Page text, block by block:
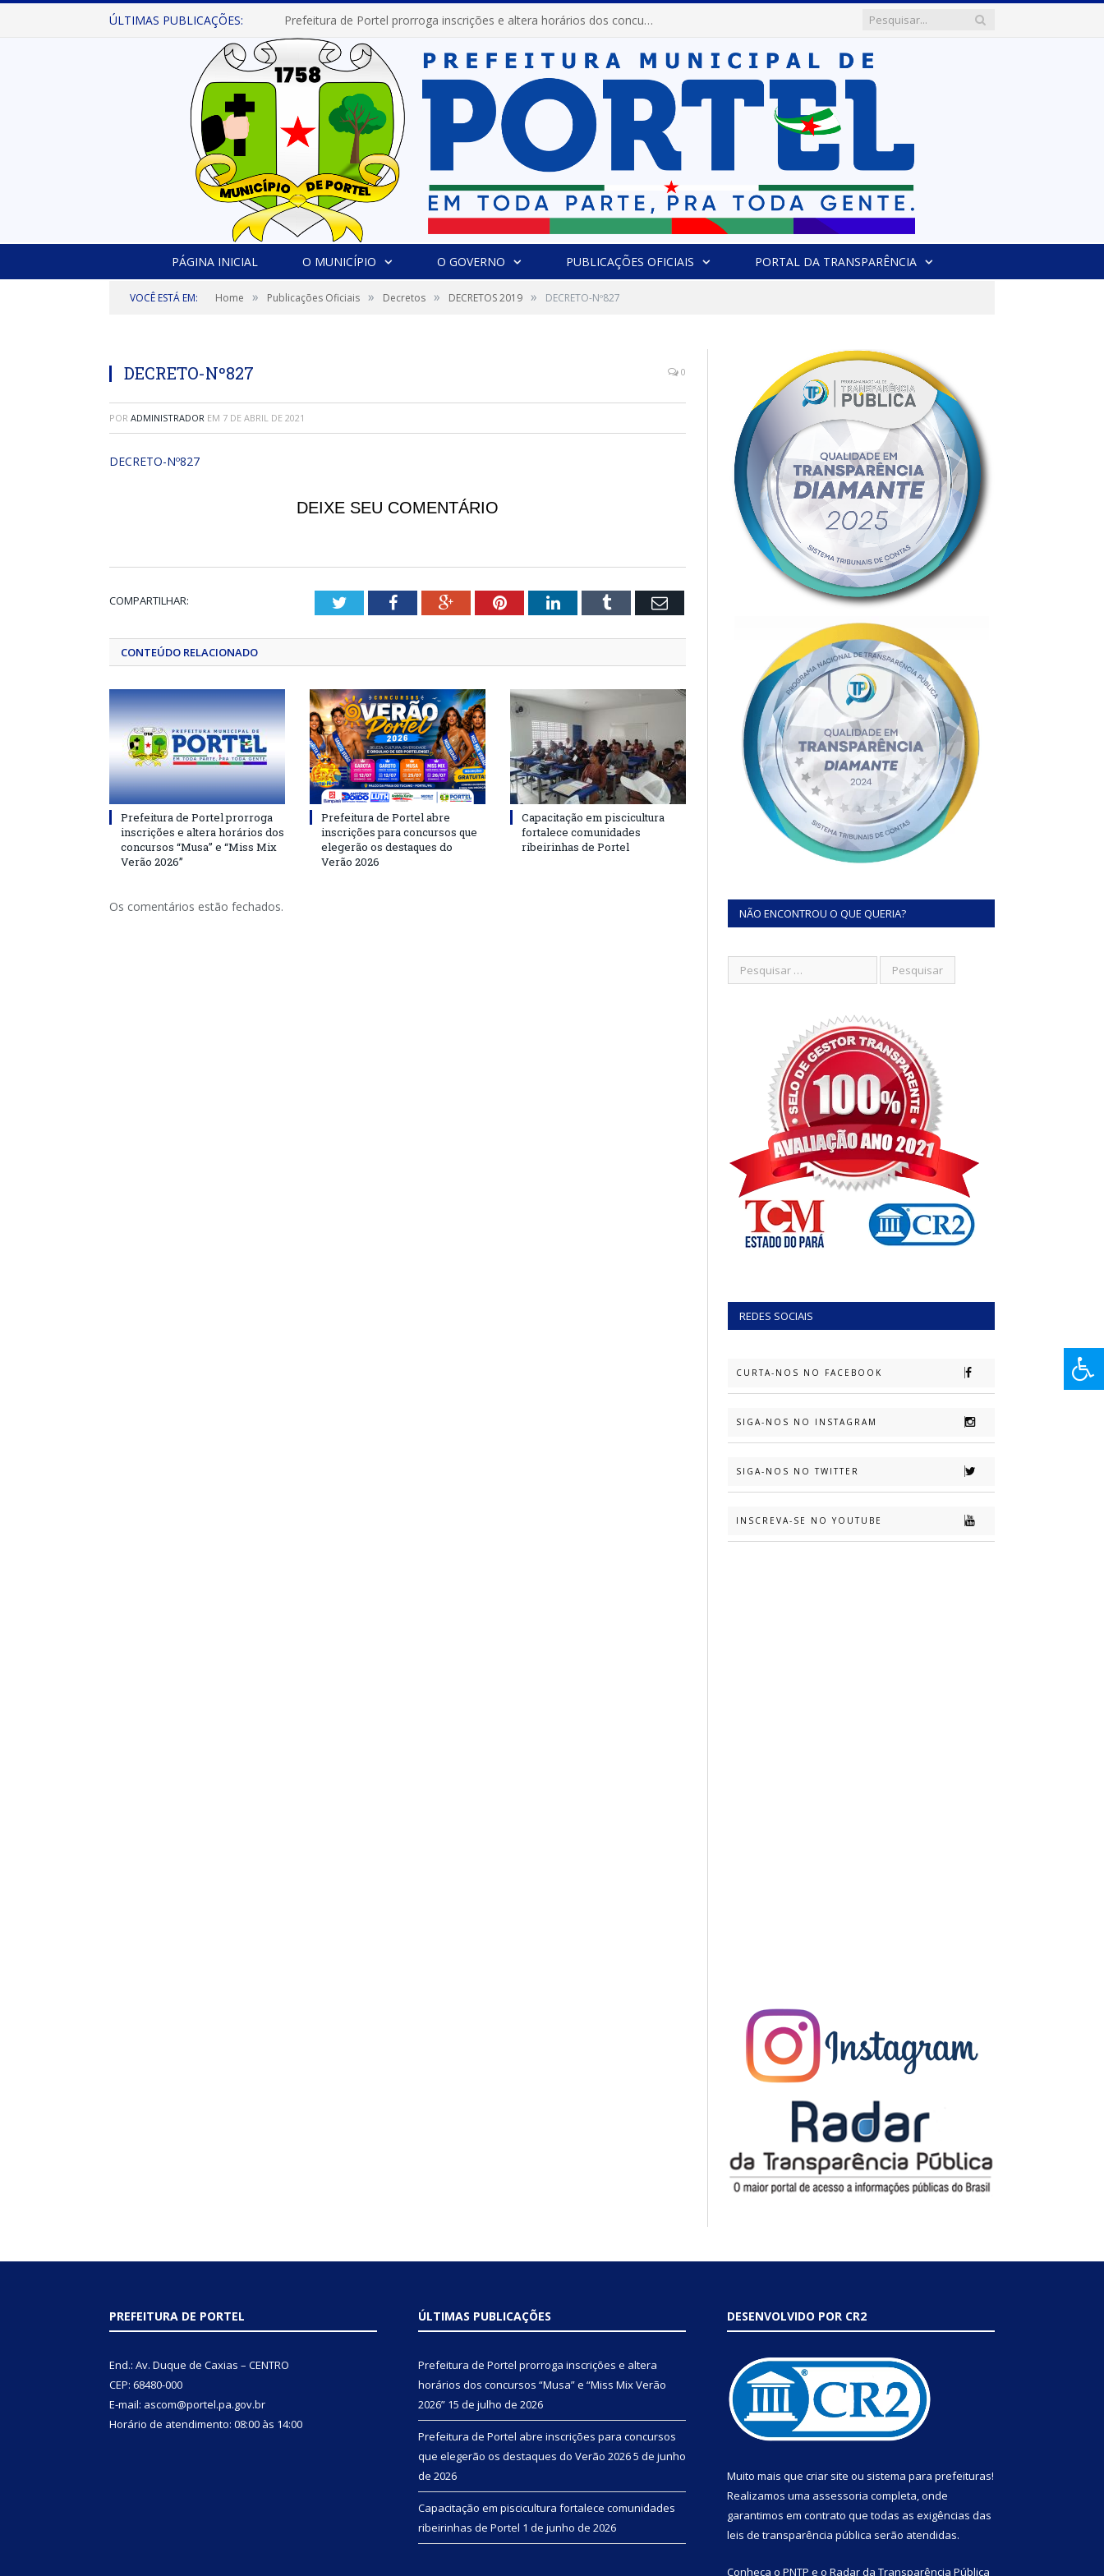
ÚLTIMAS PUBLICAÇÕES: Prefeitura de Portel prorroga inscrições e altera horários dos concursos “Musa” e “Miss Mix Verão 2026”
PÁGINA INICIAL O MUNICÍPIO O GOVERNO PUBLICAÇÕES OFICIAIS PORTAL DA TRANSPARÊNCIA
VOCÊ ESTÁ EM: Home » Publicações Oficiais » Decretos » DECRETOS 2019 » DECRETO-Nº827
DECRETO-Nº827 0
POR ADMINISTRADOR EM 7 DE ABRIL DE 2021
DECRETO-Nº827
DEIXE SEU COMENTÁRIO
COMPARTILHAR: TwitterFacebookGoogle+PinterestLinkedInTumblr Email
CONTEÚDO RELACIONADO
Prefeitura de Portel prorroga
inscrições e altera horários dos
concursos “Musa” e “Miss Mix
Verão 2026”
Prefeitura de Portel abre
inscrições para concursos que
elegerão os destaques do
Verão 2026
Capacitação em piscicultura
fortalece comunidades
ribeirinhas de Portel
Os comentários estão fechados. NÃO ENCONTROU O QUE QUERIA?
REDES SOCIAIS
CURTA-NOS NO FACEBOOK
SIGA-NOS NO INSTAGRAM
SIGA-NOS NO TWITTER
INSCREVA-SE NO YOUTUBE
PREFEITURA DE PORTEL
End.: Av. Duque de Caxias – CENTRO
CEP: 68480-000
E-mail: ascom@portel.pa.gov.br
Horário de atendimento: 08:00 às 14:00
ÚLTIMAS PUBLICAÇÕES
Prefeitura de Portel prorroga inscrições e altera
horários dos concursos “Musa” e “Miss Mix Verão
2026” 15 de julho de 2026
Prefeitura de Portel abre inscrições para concursos
que elegerão os destaques do Verão 20265 de junho
de 2026
Capacitação em piscicultura fortalece comunidades
ribeirinhas de Portel 1 de junho de 2026
DESENVOLVIDO POR CR2
Muito mais que criar site ou sistema para prefeituras!
Realizamos uma assessoria completa, onde
garantimos em contrato que todas as exigências das
leis de transparência pública serão atendidas.
Conheça o PNTP e o Radar da Transparência Pública